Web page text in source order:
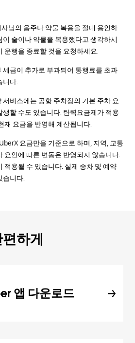
님의 음주나 약물 복용을 절대 용인하
이 술이나 약물을 복용했다고 생각하시
운행을 종료할 것을 요청하세요.
세금이 추가로 부과되어 통행료를 초과
니다.
서비스에는 공항 주차장의 기본 주차 요
생할 수도 있습니다. 탄력요금제가 적용
재 요금을 반영해 계산됩니다.
요금만을 기준으로 하며, 지역, 교통
요인에 따른 변동은 반영되지 않습니다.
적용될 수 있습니다. 실제 승차 및 예약
습니다.
하게
앱 다운로드